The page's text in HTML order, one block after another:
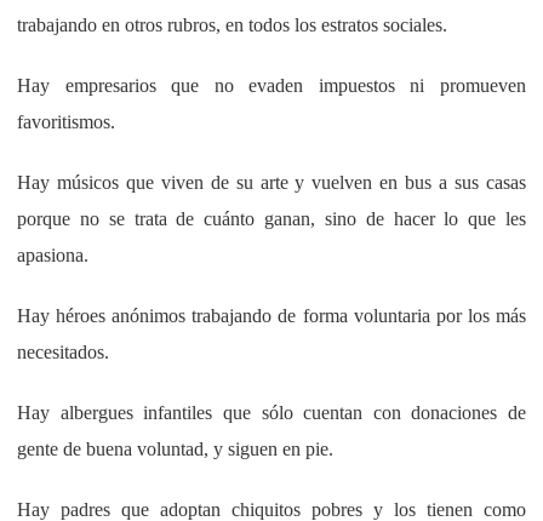
trabajando en otros rubros, en todos los estratos sociales.
Hay empresarios que no evaden impuestos ni promueven
favoritismos.
Hay músicos que viven de su arte y vuelven en bus a sus casas
porque no se trata de cuánto ganan, sino de hacer lo que les
apasiona.
Hay héroes anónimos trabajando de forma voluntaria por los más
necesitados.
Hay albergues infantiles que sólo cuentan con donaciones de
gente de buena voluntad, y siguen en pie.
Hay padres que adoptan chiquitos pobres y los tienen como